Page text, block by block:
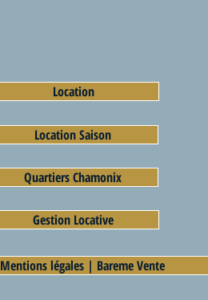
Location
Location Saison
Quartiers Chamonix
Gestion Locative
Mentions légales | Bareme Vente